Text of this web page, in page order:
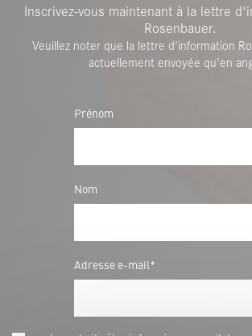
Inscrivez-vous maintenant à la lettre
Rosenbauer.
Veuillez noter que la lettre d'information
actuellement envoyée qu'en
Prénom
Nom
Adresse e-mail*